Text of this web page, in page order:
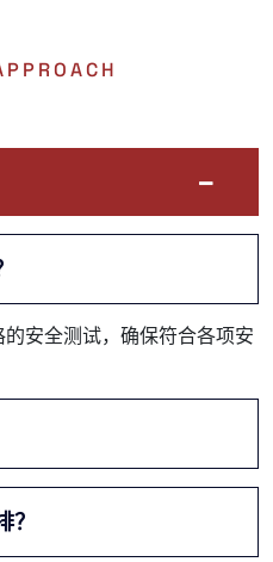
安全测试，确保符合各项安